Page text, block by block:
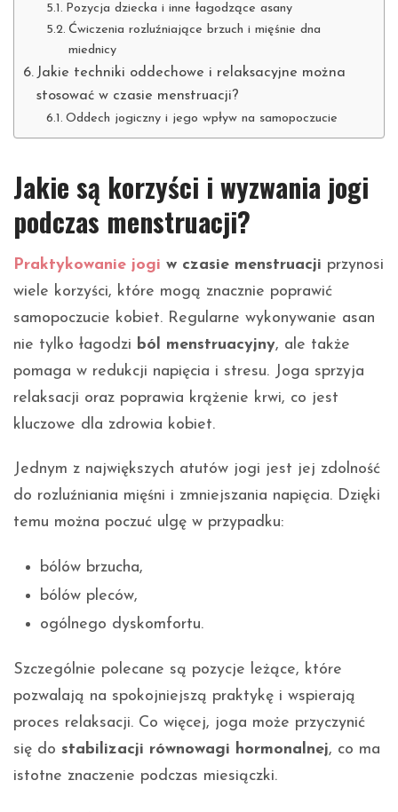
Pozycja dziecka i inne łagodzące asany
Ćwiczenia rozluźniające brzuch i mięśnie dna
miednicy
Jakie techniki oddechowe i relaksacyjne można
stosować w czasie menstruacji?
Oddech jogiczny i jego wpływ na samopoczucie
Jakie są korzyści i wyzwania jogi
podczas menstruacji?
Praktykowanie jogi w czasie menstruacji przynosi
wiele korzyści, które mogą znacznie poprawić
samopoczucie kobiet. Regularne wykonywanie asan
nie tylko łagodzi ból menstruacyjny, ale także
pomaga w redukcji napięcia i stresu. Joga sprzyja
relaksacji oraz poprawia krążenie krwi, co jest
kluczowe dla zdrowia kobiet.
Jednym z największych atutów jogi jest jej zdolność
do rozluźniania mięśni i zmniejszania napięcia. Dzięki
temu można poczuć ulgę w przypadku:
bólów brzucha,
bólów pleców,
ogólnego dyskomfortu.
Szczególnie polecane są pozycje leżące, które
pozwalają na spokojniejszą praktykę i wspierają
proces relaksacji. Co więcej, joga może przyczynić
się do stabilizacji równowagi hormonalnej, co ma
istotne znaczenie podczas miesiączki.